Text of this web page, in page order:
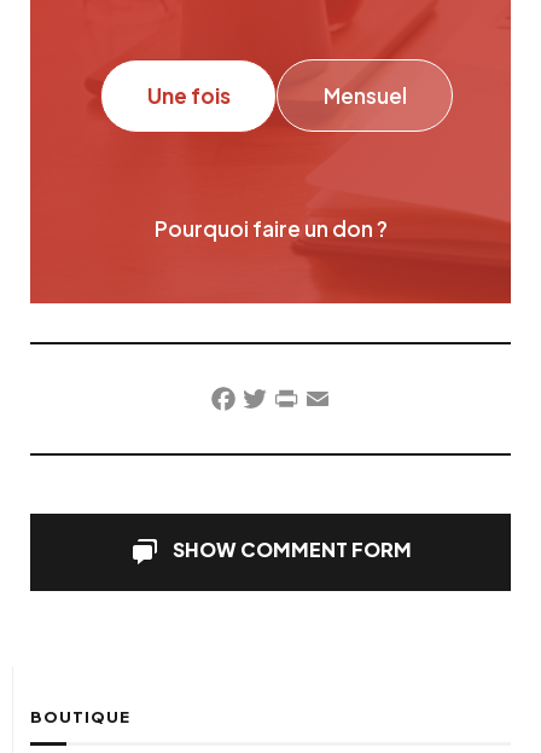
Une fois Mensuel
Pourquoi faire un don ?
Facebook
TwitterPrintFriendly
Email
SHOW COMMENT FORM
BOUTIQUE